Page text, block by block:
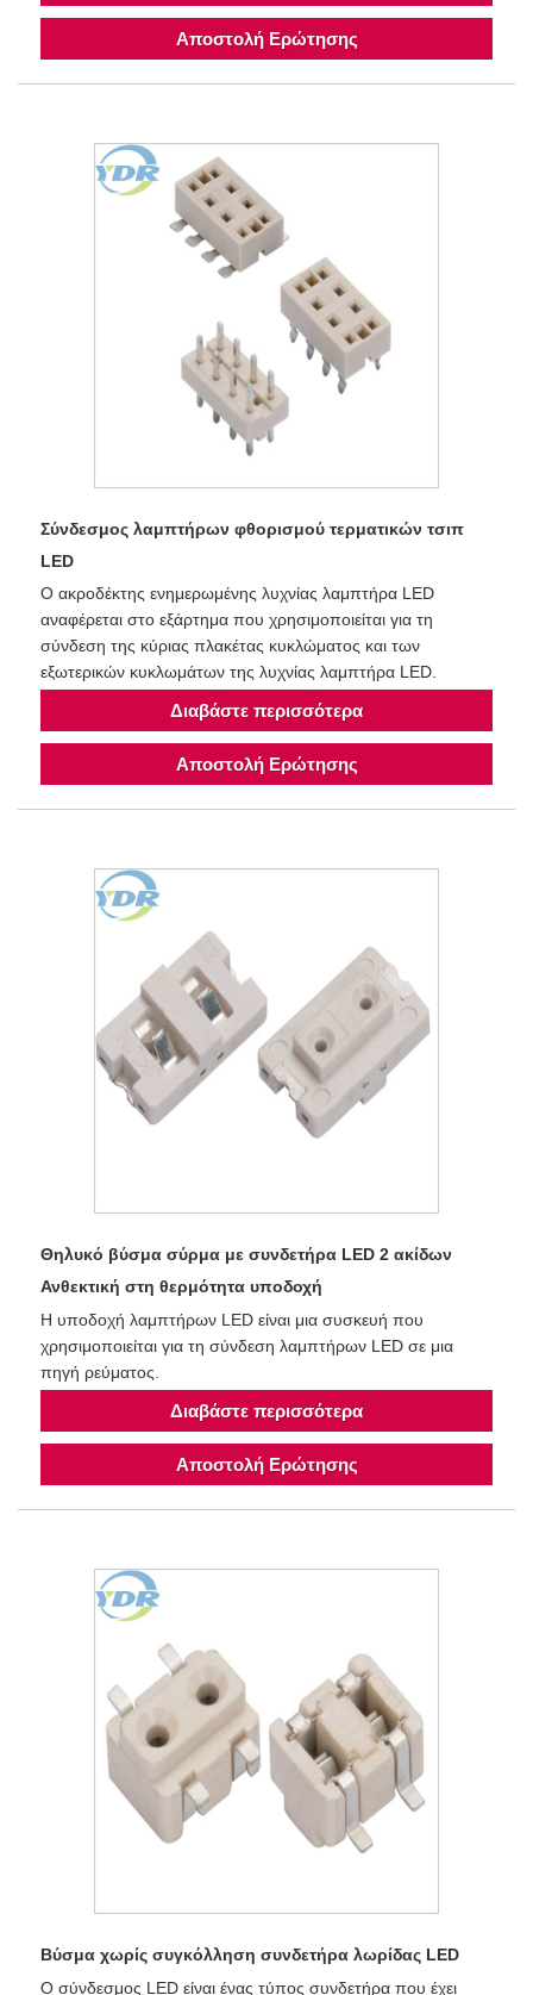
Αποστολή Ερώτησης
Σύνδεσμος λαμπτήρων φθορισμού τερματικών τσιπ
LED
Ο ακροδέκτης ενημερωμένης λυχνίας λαμπτήρα LED
αναφέρεται στο εξάρτημα που χρησιμοποιείται για τη
σύνδεση της κύριας πλακέτας κυκλώματος και των
εξωτερικών κυκλωμάτων της λυχνίας λαμπτήρα LED.
Διαβάστε περισσότερα
Αποστολή Ερώτησης
Θηλυκό βύσμα σύρμα με συνδετήρα LED 2 ακίδων
Ανθεκτική στη θερμότητα υποδοχή
Η υποδοχή λαμπτήρων LED είναι μια συσκευή που
χρησιμοποιείται για τη σύνδεση λαμπτήρων LED σε μια
πηγή ρεύματος.
Διαβάστε περισσότερα
Αποστολή Ερώτησης
Βύσμα χωρίς συγκόλληση συνδετήρα λωρίδας LED
Ο σύνδεσμος LED είναι ένας τύπος συνδετήρα που έχει